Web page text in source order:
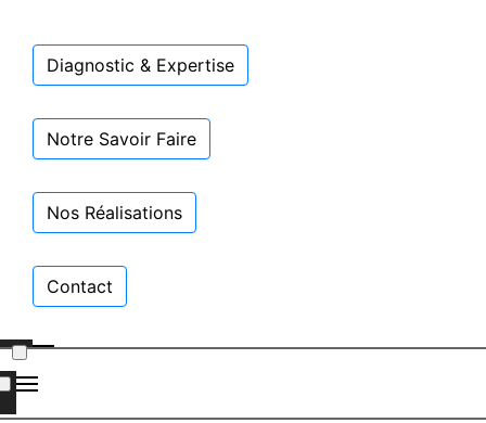
Diagnostic & Expertise
Notre Savoir Faire
Nos Réalisations
Contact